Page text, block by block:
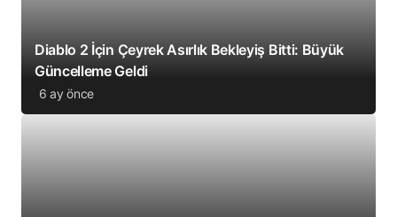
Diablo 2 İçin Çeyrek Asırlık Bekleyiş Bitti: Büyük
Güncelleme Geldi
6 ay önce